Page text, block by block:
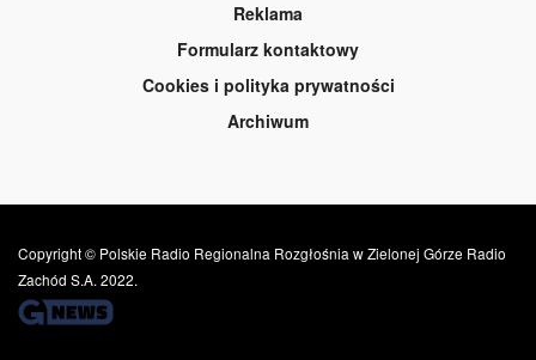
Reklama
Formularz kontaktowy
Cookies i polityka prywatności
Archiwum
Copyright © Polskie Radio Regionalna Rozgłośnia w Zielonej Górze Radio
Zachód S.A. 2022.